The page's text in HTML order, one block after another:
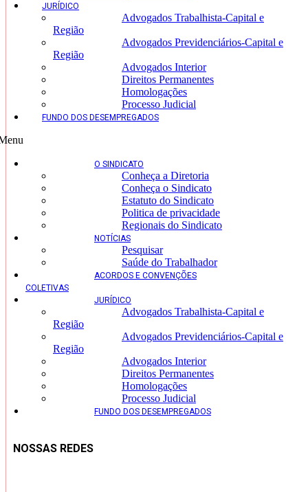
JURÍDICO
Advogados Trabalhista-Capital e
Região
Advogados Previdenciários-Capital e
Região
Advogados Interior
Direitos Permanentes
Homologações
Processo Judicial
FUNDO DOS DESEMPREGADOS
O SINDICATO
Conheça a Diretoria
Conheça o Sindicato
Estatuto do Sindicato
Politica de privacidade
Regionais do Sindicato
NOTÍCIAS
Pesquisar
Saúde do Trabalhador
ACORDOS E CONVENÇÕES
COLETIVAS
JURÍDICO
Advogados Trabalhista-Capital e
Região
Advogados Previdenciários-Capital e
Região
Advogados Interior
Direitos Permanentes
Homologações
Processo Judicial
FUNDO DOS DESEMPREGADOS
NOSSAS REDES